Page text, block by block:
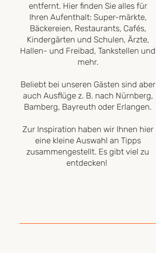
entfernt. Hier finden Sie alles für
Ihren Aufenthalt: Super-märkte,
Bäckereien, Restaurants, Cafés,
Kindergärten und Schulen, Ärzte,
Hallen- und Freibad, Tankstellen und
mehr.
Beliebt bei unseren Gästen sind aber
auch Ausflüge z. B. nach Nürnberg,
Bamberg, Bayreuth oder Erlangen.
Zur Inspiration haben wir Ihnen hier
eine kleine Auswahl an Tipps
zusammengestellt. Es gibt viel zu
entdecken!